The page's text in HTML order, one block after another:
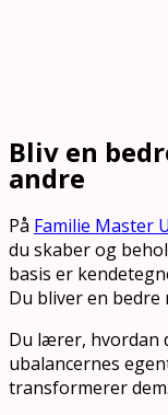
Bliv en
andre
På Familie Master
du skaber og
basis er
Du bliver en bedre
Du lærer, hvordan
ubalancernes
transformerer dem.